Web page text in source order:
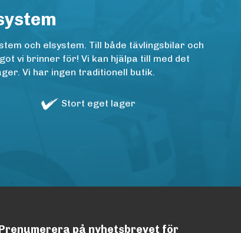
och elsystem. Till både tävlingsbilar och
vi brinner för! Vi kan hjälpa till med det
Vi har ingen traditionell butik.
Stort eget lager
på nyhetsbrevet för